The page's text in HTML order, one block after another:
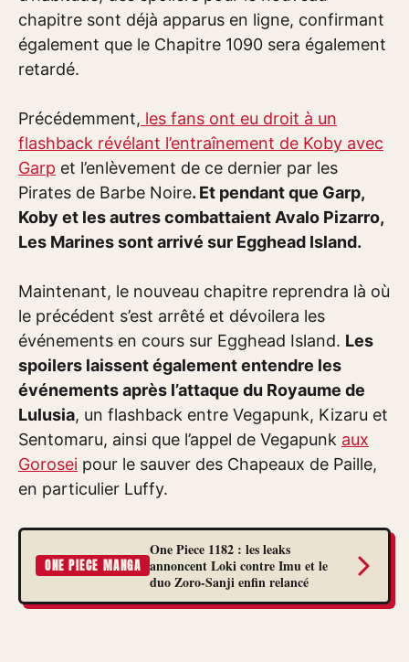
chapitre sont déjà apparus en ligne, confirmant
également que le Chapitre 1090 sera également
retardé.
Précédemment, les fans ont eu droit à un
flashback révélant l’entraînement de Koby avec
Garp et l’enlèvement de ce dernier par les
Pirates de Barbe Noire. Et pendant que Garp,
Koby et les autres combattaient Avalo Pizarro,
Les Marines sont arrivé sur Egghead Island.
Maintenant, le nouveau chapitre reprendra là où
le précédent s’est arrêté et dévoilera les
événements en cours sur Egghead Island. Les
spoilers laissent également entendre les
événements après l’attaque du Royaume de
Lulusia, un flashback entre Vegapunk, Kizaru et
Sentomaru, ainsi que l’appel de Vegapunk aux
Gorosei pour le sauver des Chapeaux de Paille,
en particulier Luffy.
ONE PIECE MANGA
One Piece 1182 : les leaks
annoncent Loki contre Imu et le
duo Zoro-Sanji enfin relancé